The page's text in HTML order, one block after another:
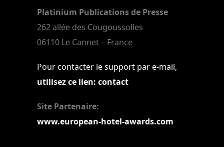
Platinium Publications de Presse
262 allée des Cougoussolles
06110 Le Cannet – France
Pour contacter le support par e-mail,
utilisez ce lien: contact
Site Partenaire:
www.european-hotel-awards.com